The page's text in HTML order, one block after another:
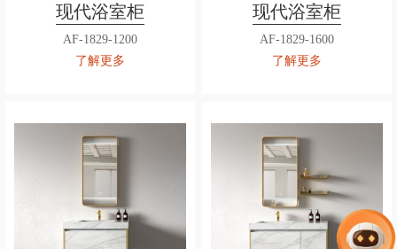
现代浴室柜
AF-1829-1200
了解更多
现代浴室柜
AF-1829-1600
了解更多